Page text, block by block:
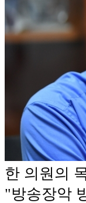
한 의원의
"방송장악